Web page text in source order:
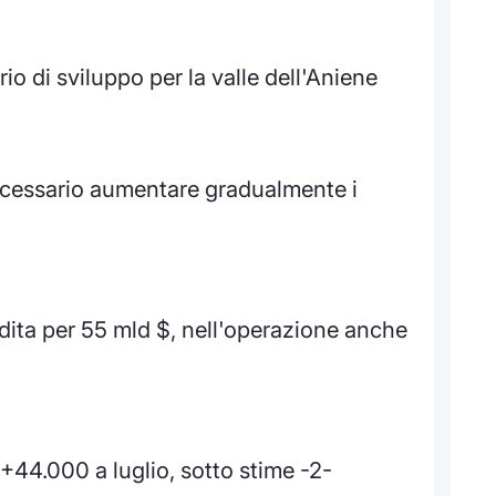
di sviluppo per la valle dell'Aniene
aumentare gradualmente i
per 55 mld $, nell'operazione anche
a luglio, sotto stime -2-